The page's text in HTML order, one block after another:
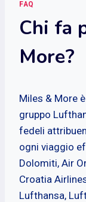
FAQ
Chi fa
More?
Miles & More
gruppo
fedeli
ogni viaggio
Dolomiti, Air
Croatia
Lufthansa,